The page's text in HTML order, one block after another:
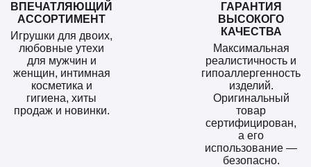
ВПЕЧАТЛЯЮЩИЙ
АССОРТИМЕНТ
Игрушки для двоих,
любовные утехи
для мужчин и
женщин, интимная
косметика и
гигиена, хиты
продаж и новинки.
ГАРАНТИЯ
ВЫСОКОГО
КАЧЕСТВА
Максимальная
реалистичность и
гипоаллергенность
изделий.
Оригинальный
товар
сертифицирован,
а его
использование —
безопасно.